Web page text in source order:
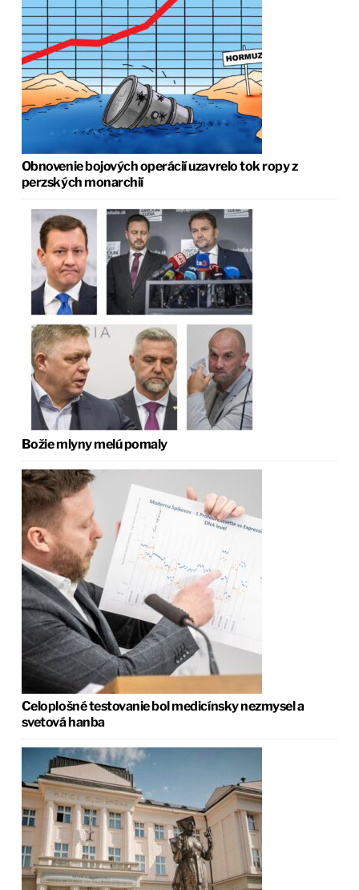
Obnovenie bojových operácií uzavrelo tok ropy z
perzských monarchií
Božie mlyny melú pomaly
Celoplošné testovanie bol medicínsky nezmysel a
svetová hanba